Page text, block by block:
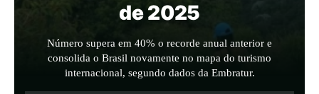
de 2025
Número supera em 40% o recorde anual anterior e
consolida o Brasil novamente no mapa do turismo
internacional, segundo dados da Embratur.